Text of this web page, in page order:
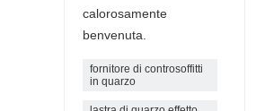
calorosamente
benvenuta.
fornitore di controsoffitti
in quarzo